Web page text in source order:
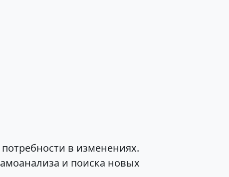
в изменениях.
и поиска новых